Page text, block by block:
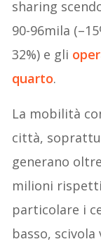
sharing
90-96mila
32%) e gli
quarto.
La mobilità
città,
generano
milioni
particolare i
basso,